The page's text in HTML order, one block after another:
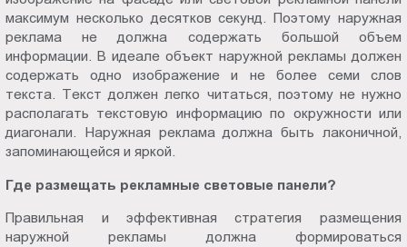
максимум несколько десятков секунд. Поэтому наружная
реклама не должна содержать большой объем
информации. В идеале объект наружной рекламы должен
содержать одно изображение и не более семи слов
текста. Текст должен легко читаться, поэтому не нужно
располагать текстовую информацию по окружности или
диагонали. Наружная реклама должна быть лаконичной,
запоминающейся и яркой.
Где размещать рекламные световые панели?
Правильная и эффективная стратегия размещения
наружной рекламы должна формироваться
Пт.:
9.00-
18.00
Сб.,
Вс.:
выходной